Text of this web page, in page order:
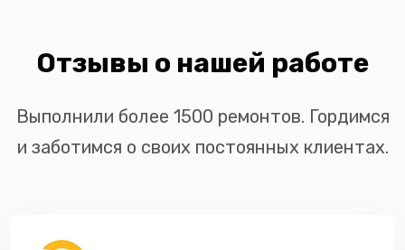
Отзывы о нашей работе
Выполнили более 1500 ремонтов. Гордимся
и заботимся о своих постоянных клиентах.